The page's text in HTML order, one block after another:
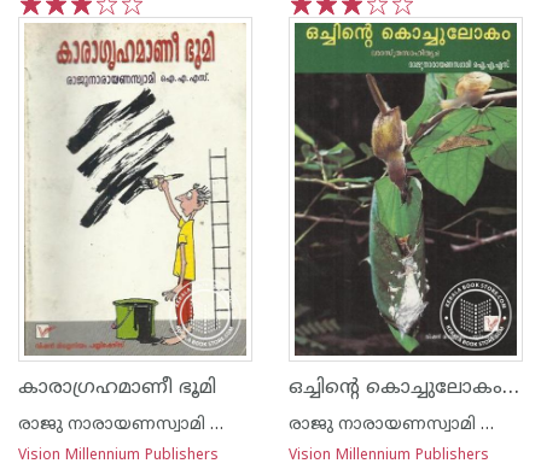
5
4
3
2
1 5
4
3
2
1
കാരാഗ്രഹമാണീ ഭൂമി
രാജു നാരായണസ്വാമി ഐ എ എസ്
Vision Millennium Publishers
ഒച്ചിന്റെ കൊച്ചുലോകം -ശാസ്ത്രസാഹിത്യം-
രാജു നാരായണസ്വാമി ഐ എ എസ്
Vision Millennium Publishers